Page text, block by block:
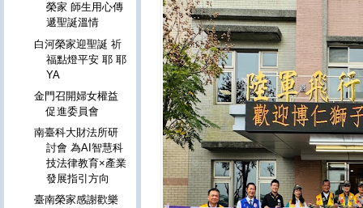
榮家 師生用心傳
遞聖誕溫情
白河榮家迎聖誕 祈
福點燈平安 耶 耶
YA
金門召開婦女權益
促進委員會
南臺科大財法所研
討會 為AI智慧科
技法律教育×產業
發展指引方向
臺南榮家感謝歡樂